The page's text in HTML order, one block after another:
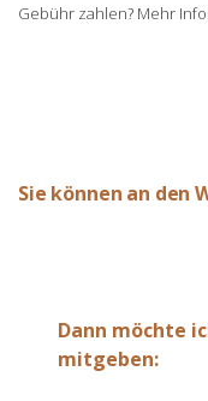
Gebühr zahlen? Mehr
Sie können an den
Dann möchte
mitgeben: